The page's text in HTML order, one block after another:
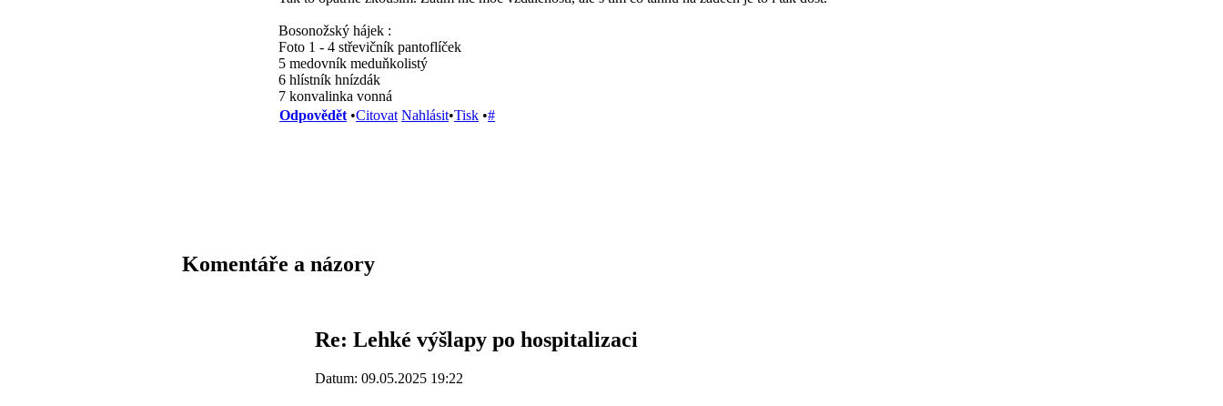
Bosonožský hájek :
Foto 1 - 4 střevičník pantoflíček
5 medovník meduňkolistý
6 hlístník hnízdák
7 konvalinka vonná
Odpovědět •Citovat Nahlásit•Tisk •#
Komentáře a názory
Re: Lehké výšlapy po hospitalizaci
Datum: 09.05.2025 19:22